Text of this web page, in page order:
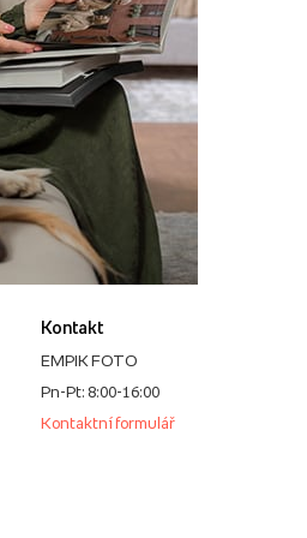
Kontakt
EMPIK FOTO
Pn-Pt: 8:00-16:00
Kontaktní formulář